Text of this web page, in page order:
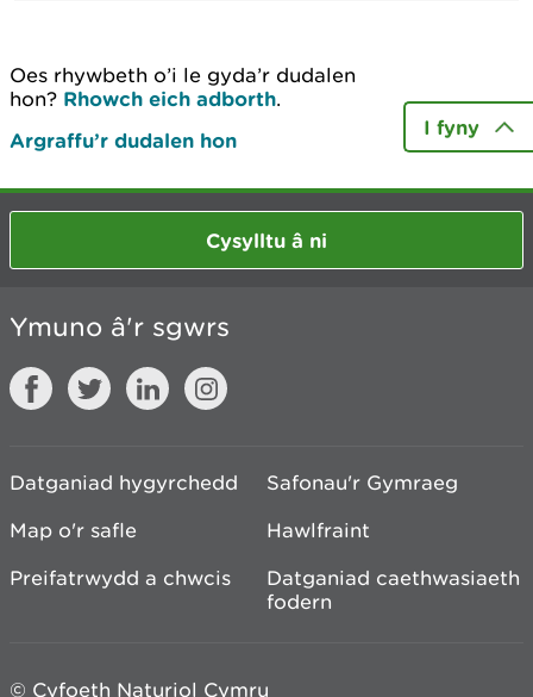
Oes rhywbeth o’i le gyda’r dudalen
hon? Rhowch eich adborth.
Argraffu’r dudalen hon
I fyny
Cysylltu â ni
Ymuno â'r sgwrs
Datganiad hygyrchedd
Safonau'r Gymraeg
Map o'r safle
Hawlfraint
Preifatrwydd a chwcis
Datganiad caethwasiaeth
fodern
© Cyfoeth Naturiol Cymru